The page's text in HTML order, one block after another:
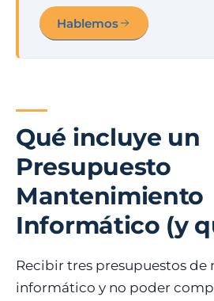
Hablemos
Qué incluye un
Presupuesto
Mantenimiento
Informático (y
Recibir tres presupuestos
informático y no poder